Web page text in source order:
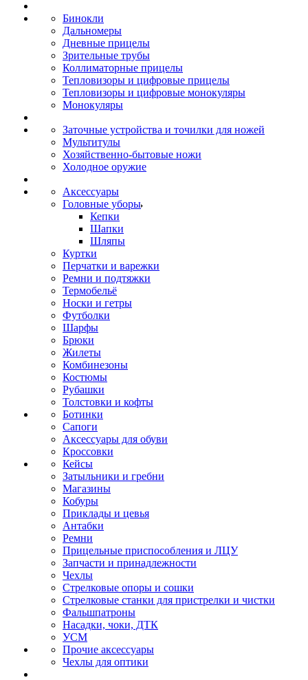
Бинокли
Дальномеры
Дневные прицелы
Зрительные трубы
Коллиматорные прицелы
Тепловизоры и цифровые прицелы
Тепловизоры и цифровые монокуляры
Монокуляры
Заточные устройства и точилки для ножей
Мультитулы
Хозяйственно-бытовые ножи
Холодное оружие
Аксессуары
Головные уборы
Кепки
Шапки
Шляпы
Куртки
Перчатки и варежки
Ремни и подтяжки
Термобельё
Носки и гетры
Футболки
Шарфы
Брюки
Жилеты
Комбинезоны
Костюмы
Рубашки
Толстовки и кофты
Ботинки
Сапоги
Аксессуары для обуви
Кроссовки
Кейсы
Затыльники и гребни
Магазины
Кобуры
Приклады и цевья
Антабки
Ремни
Прицельные приспособления и ЛЦУ
Запчасти и принадлежности
Чехлы
Стрелковые опоры и сошки
Стрелковые станки для пристрелки и чистки
Фальшпатроны
Насадки, чоки, ДТК
УСМ
Прочие аксессуары
Чехлы для оптики